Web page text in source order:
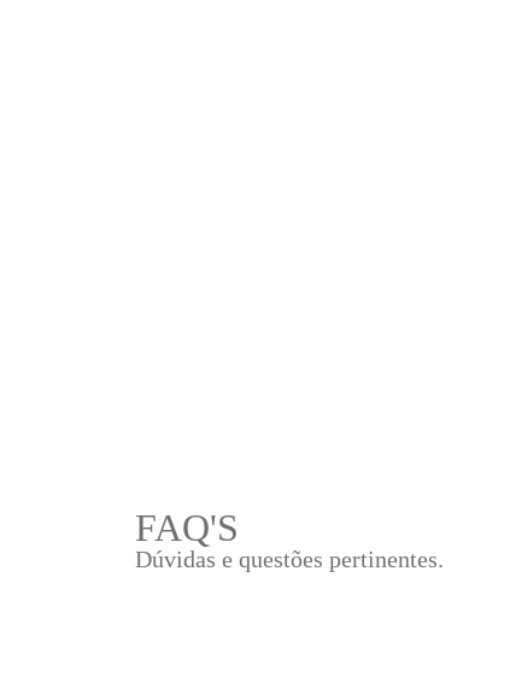
FAQ'S
Dúvidas e questões pertinentes.